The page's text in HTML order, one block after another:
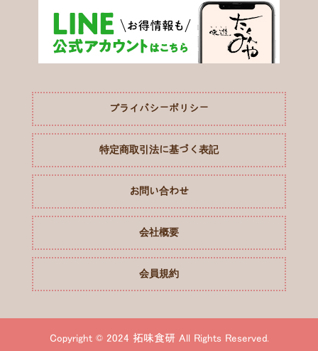
プライバシーポリシー
特定商取引法に基づく表記
お問い合わせ
会社概要
会員規約
Copyright © 2024 拓味食研 All Rights Reserved.